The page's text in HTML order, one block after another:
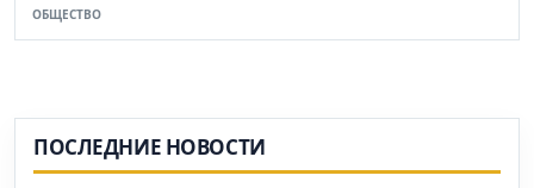
ОБЩЕСТВО
ПОСЛЕДНИЕ НОВОСТИ